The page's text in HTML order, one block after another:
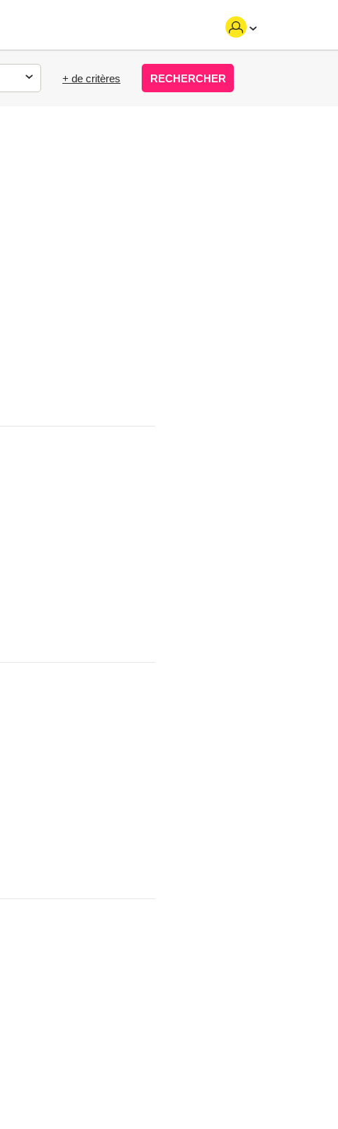
+ de critères RECHERCHER